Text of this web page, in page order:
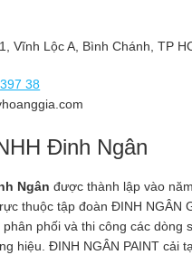
Vĩnh Lộc A, Bình Chánh, TP
38
Đinh Ngân
Ngân được thành lập vào
thuộc tập đoàn ĐINH NGÂN
phối và thi công các dòng
hiệu. ĐINH NGÂN PAINT cải